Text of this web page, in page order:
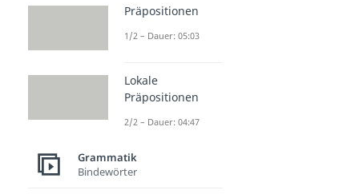
Präpositionen
1/2 – Dauer: 05:03
Lokale
Präpositionen
2/2 – Dauer: 04:47
Grammatik
Bindewörter